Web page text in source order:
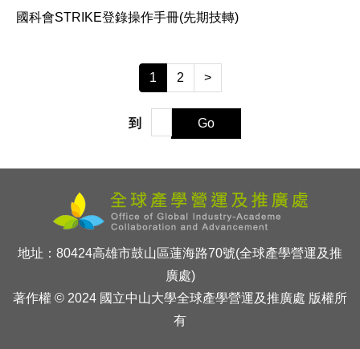
國科會STRIKE登錄操作手冊(先期技轉)
1 2 >
到 Go
地址：80424高雄市鼓山區蓮海路70號(全球產學營運及推
廣處)
著作權 © 2024 國立中山大學全球產學營運及推廣處 版權所
有